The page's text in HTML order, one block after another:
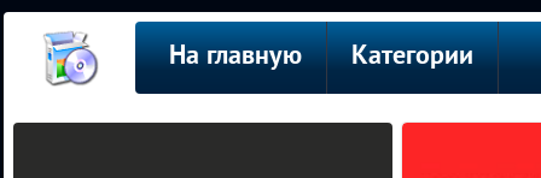
На главную Категории